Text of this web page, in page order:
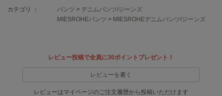
エイミー イストワール
カテゴリ ： パンツ > デニムパンツ/ジーンズ
MIESROHEパンツ > MIESROHEデニムパンツ/ジーンズ
レビュー投稿で全員に30ポイントプレゼント！
レビューを書く
レビューはマイページのご注文履歴から投稿いただけます